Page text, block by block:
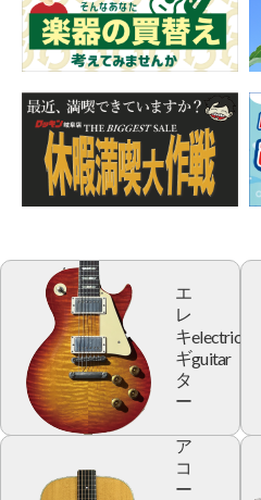
エ
レ
キ
ギ
タ
ー
electric
guitar
ア
コ
ー